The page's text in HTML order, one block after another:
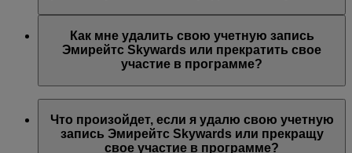
электронной почты, на который будут приходить
письма. flydubai несет ответственность за обработку
вашей личной информации согласнополитике
Как мне удалить свою учетную запись
Эмирейтс Skywards или прекратить свое
участие в программе?
Skywards или прекратить свое участие в программе в
любой момент.
Что произойдет, если я удалю свою учетную
запись Эмирейтс Skywards или прекращу
свое участие в программе?